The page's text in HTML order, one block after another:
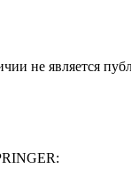
не является